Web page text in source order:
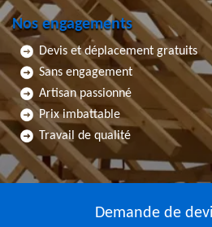
Nos engagements
Devis et déplacement gratuits
Sans engagement
Artisan passionné
Prix imbattable
Travail de qualité
Demande de